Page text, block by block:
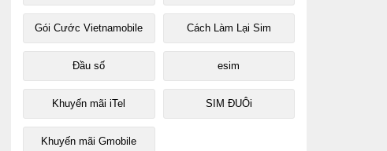
Gói Cước Vietnamobile Cách Làm Lại Sim
Đầu số esim
Khuyến mãi iTel SIM ĐUÔi
Khuyến mãi Gmobile